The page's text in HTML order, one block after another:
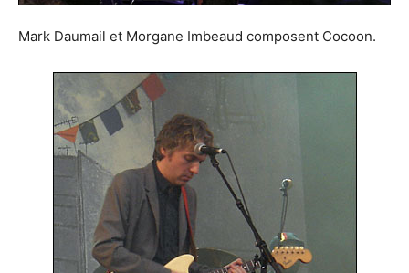
Mark Daumail et Morgane Imbeaud composent Cocoon.